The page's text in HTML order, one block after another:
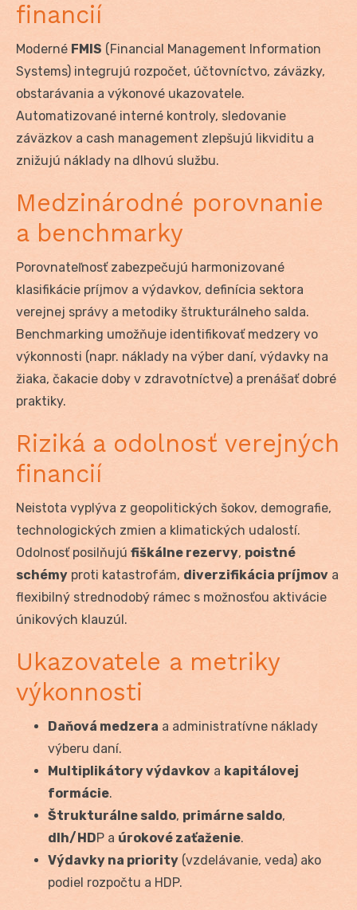
financií
Moderné FMIS (Financial Management Information
Systems) integrujú rozpočet, účtovníctvo, záväzky,
obstarávania a výkonové ukazovatele.
Automatizované interné kontroly, sledovanie
záväzkov a cash management zlepšujú likviditu a
znižujú náklady na dlhovú službu.
Medzinárodné porovnanie
a benchmarky
Porovnateľnosť zabezpečujú harmonizované
klasifikácie príjmov a výdavkov, definícia sektora
verejnej správy a metodiky štrukturálneho salda.
Benchmarking umožňuje identifikovať medzery vo
výkonnosti (napr. náklady na výber daní, výdavky na
žiaka, čakacie doby v zdravotníctve) a prenášať dobré
praktiky.
Riziká a odolnosť verejných
financií
Neistota vyplýva z geopolitických šokov, demografie,
technologických zmien a klimatických udalostí.
Odolnosť posilňujú fiškálne rezervy, poistné
schémy proti katastrofám, diverzifikácia príjmov a
flexibilný strednodobý rámec s možnosťou aktivácie
únikových klauzúl.
Ukazovatele a metriky
výkonnosti
Daňová medzera a administratívne náklady
výberu daní.
Multiplikátory výdavkov a kapitálovej
formácie.
Štrukturálne saldo, primárne saldo,
dlh/HDP a úrokové zaťaženie.
Výdavky na priority (vzdelávanie, veda) ako
podiel rozpočtu a HDP.